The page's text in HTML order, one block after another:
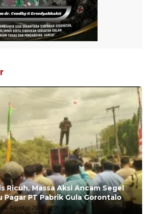
Ricuh, Massa Aksi Ancam Segel
Pagar PT Pabrik Gula Gorontalo
04 Agustus 2026, 07:59 WIB